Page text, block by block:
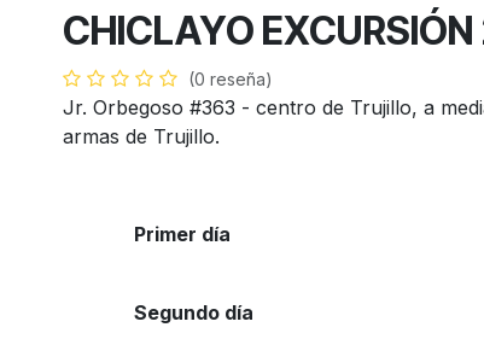
CHICLAYO EXCURSIÓN
(0 reseña)
Jr. Orbegoso #363 - centro de Trujillo, a
armas de Trujillo.
Primer día
Segundo día